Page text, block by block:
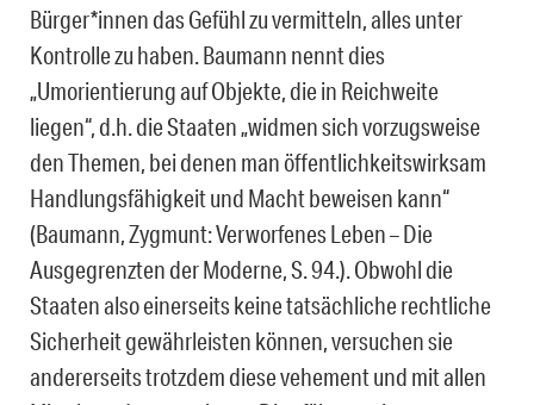
Bürger*innen das Gefühl zu vermitteln, alles unter
Kontrolle zu haben. Baumann nennt dies
„Umorientierung auf Objekte, die in Reichweite
liegen“, d.h. die Staaten „widmen sich vorzugsweise
den Themen, bei denen man öffentlichkeitswirksam
Handlungsfähigkeit und Macht beweisen kann“
(Baumann, Zygmunt: Verworfenes Leben – Die
Ausgegrenzten der Moderne, S. 94.). Obwohl die
Staaten also einerseits keine tatsächliche rechtliche
Sicherheit gewährleisten können, versuchen sie
andererseits trotzdem diese vehement und mit allen